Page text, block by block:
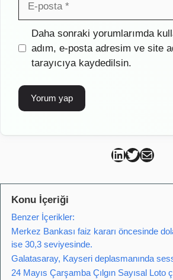
posta
İnternet
sitesi
Daha sonraki yorumlarımda
adım, e-posta adresim ve site
tarayıcıya kaydedilsin.
Can Kütahya Linkedin
Can Kütahya Twitter
Can Kütahya Mail
Konu İçeriği
Benzer İçerikler:
Merkez Bankası faiz kararı öncesinde
ise 30,3 seviyesinde.
Galatasaray, Kayseri deplasmanında
24 Mayıs Çarşamba Çılgın Sayısal Loto